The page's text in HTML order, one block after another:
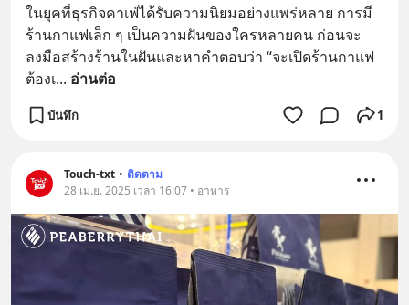
ในยุคที่ธุรกิจคาเฟ่ได้รับความนิยมอย่างแพร่หลาย การมี
ร้านกาแฟเล็ก ๆ เป็นความฝันของใครหลายคน ก่อนจะ
ลงมือสร้างร้านในฝันและหาคำตอบว่า “จะเปิดร้านกาแฟ
ต้องเ... อ่านต่อ
บันทึก 1
Touch-txt • ติดตาม
28 เม.ย. 2025 เวลา 16:07 • อาหาร